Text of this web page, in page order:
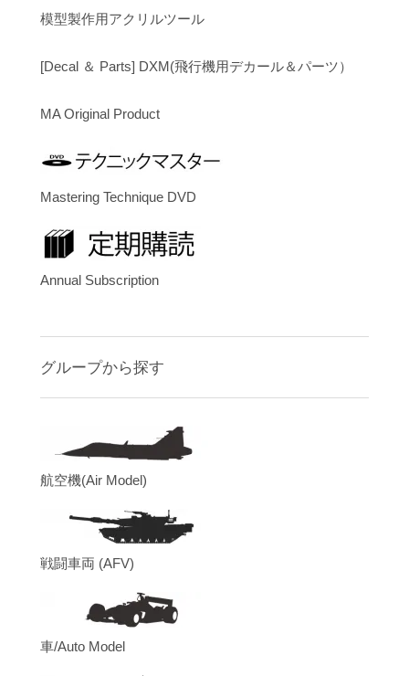
模型製作用アクリルツール
[Decal ＆ Parts] DXM(飛行機用デカール＆パーツ）
MA Original Product
Mastering Technique DVD
Annual Subscription
グループから探す
航空機(Air Model)
戦闘車両 (AFV)
車/Auto Model